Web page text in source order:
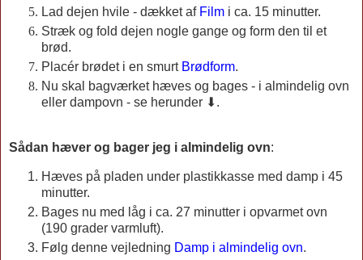
Lad dejen hvile - dækket af Film i ca. 15 minutter.
Stræk og fold dejen nogle gange og form den til et
brød.
Placér brødet i en smurt Brødform.
Nu skal bagværket hæves og bages - i almindelig ovn
eller dampovn - se herunder ⬇.
Sådan hæver og bager jeg i almindelig ovn:
Hæves på pladen under plastikkasse med damp i 45
minutter.
Bages nu med låg i ca. 27 minutter i opvarmet ovn
(190 grader varmluft).
Følg denne vejledning Damp i almindelig ovn.